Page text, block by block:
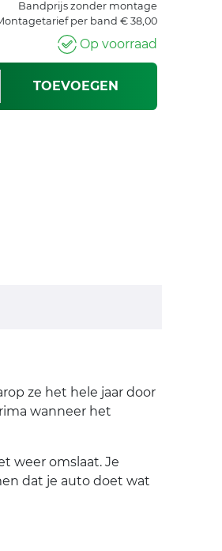
Bandprijs zonder montage
per band € 38,00
Op voorraad
TOEVOEGEN
ze het hele jaar door
wanneer het
weer omslaat. Je
dat je auto doet wat